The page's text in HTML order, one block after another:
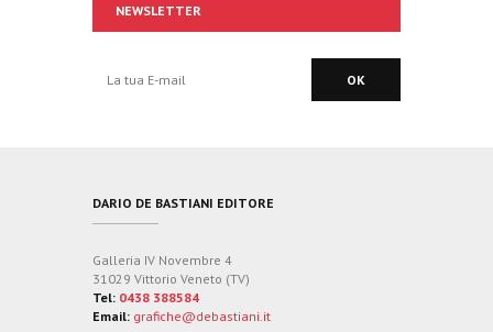
NEWSLETTER
DARIO DE BASTIANI EDITORE
Galleria IV Novembre 4
31029 Vittorio Veneto (TV)
Tel: 0438 388584
Email: grafiche@debastiani.it